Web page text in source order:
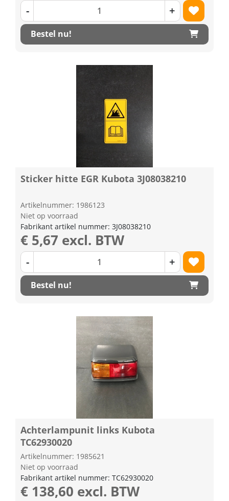
- +
Bestel nu!
Sticker hitte EGR Kubota 3J08038210
Artikelnummer: 1986123
Niet op voorraad
Fabrikant artikel nummer: 3J08038210
€ 5,67 excl. BTW
- +
Bestel nu!
Achterlampunit links Kubota
TC62930020
Artikelnummer: 1985621
Niet op voorraad
Fabrikant artikel nummer: TC62930020
€ 138,60 excl. BTW